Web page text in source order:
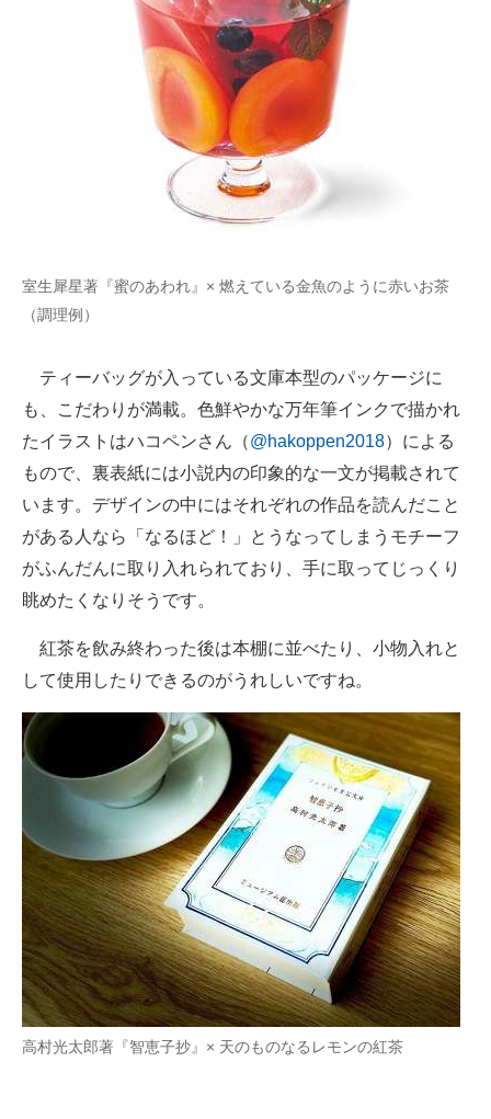
室生犀星著『蜜のあわれ』× 燃えている金魚のように赤いお茶
（調理例）
ティーバッグが入っている文庫本型のパッケージに
も、こだわりが満載。色鮮やかな万年筆インクで描かれ
たイラストはハコペンさん（@hakoppen2018）による
もので、裏表紙には小説内の印象的な一文が掲載されて
います。デザインの中にはそれぞれの作品を読んだこと
がある人なら「なるほど！」とうなってしまうモチーフ
がふんだんに取り入れられており、手に取ってじっくり
眺めたくなりそうです。
紅茶を飲み終わった後は本棚に並べたり、小物入れと
して使用したりできるのがうれしいですね。
高村光太郎著『智恵子抄』× 天のものなるレモンの紅茶